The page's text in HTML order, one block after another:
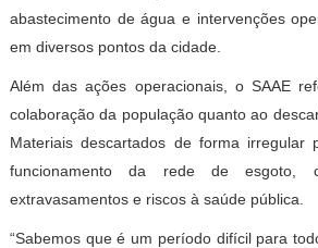
abastecimento de água e intervenções
em diversos pontos da cidade.
Além das ações operacionais, o SAAE
colaboração da população quanto ao
Materiais descartados de forma irregular
funcionamento da rede de esgoto,
extravasamentos e riscos à saúde pública.
“Sabemos que é um período difícil para